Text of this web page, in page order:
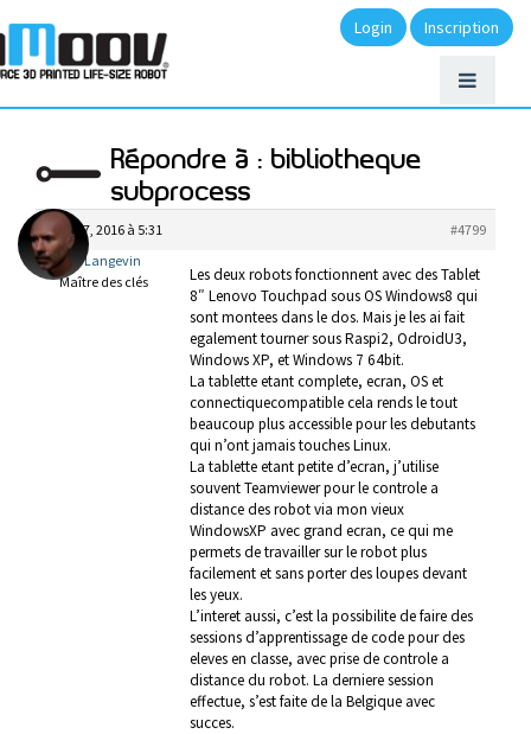
Login Inscription
Répondre à : bibliotheque
subprocess
août 27, 2016 à 5:31
#4799
Gael Langevin
Maître des clés
Les deux robots fonctionnent avec des Tablet
8″ Lenovo Touchpad sous OS Windows8 qui
sont montees dans le dos. Mais je les ai fait
egalement tourner sous Raspi2, OdroidU3,
Windows XP, et Windows 7 64bit.
La tablette etant complete, ecran, OS et
connectiquecompatible cela rends le tout
beaucoup plus accessible pour les debutants
qui n’ont jamais touches Linux.
La tablette etant petite d’ecran, j’utilise
souvent Teamviewer pour le controle a
distance des robot via mon vieux
WindowsXP avec grand ecran, ce qui me
permets de travailler sur le robot plus
facilement et sans porter des loupes devant
les yeux.
L’interet aussi, c’est la possibilite de faire des
sessions d’apprentissage de code pour des
eleves en classe, avec prise de controle a
distance du robot. La derniere session
effectue, s’est faite de la Belgique avec
succes.